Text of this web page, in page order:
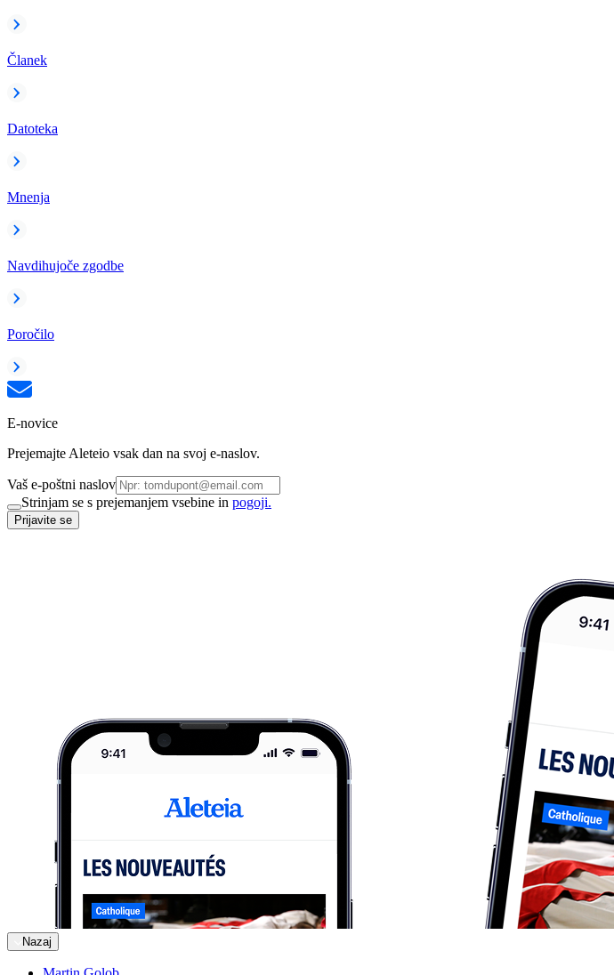
Članek
Datoteka
Mnenja
Navdihujoče zgodbe
Poročilo
E-novice
Prejemajte Aleteio vsak dan na svoj e-naslov.
Vaš e-poštni naslov
Strinjam se s prejemanjem vsebine in pogoji.
Prijavite se
Nazaj